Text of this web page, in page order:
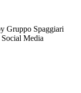
Gruppo Spaggiari
Media